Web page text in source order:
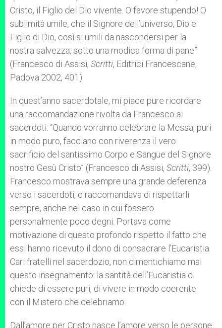
Cristo, il Figlio del Dio vivente. O favore stupendo! O
sublimità umile, che il Signore dell’universo, Dio e
Figlio di Dio, così si umili da nascondersi per la
nostra salvezza, sotto una modica forma di pane”
(Francesco di Assisi, Scritti, Editrici Francescane,
Padova 2002, 401).
In quest’anno sacerdotale, mi piace pure ricordare
una raccomandazione rivolta da Francesco ai
sacerdoti: “Quando vorranno celebrare la Messa, puri
in modo puro, facciano con riverenza il vero
sacrificio del santissimo Corpo e Sangue del Signore
nostro Gesù Cristo” (Francesco di Assisi, Scritti, 399).
Francesco mostrava sempre una grande deferenza
verso i sacerdoti, e raccomandava di rispettarli
sempre, anche nel caso in cui fossero
personalmente poco degni. Portava come
motivazione di questo profondo rispetto il fatto che
essi hanno ricevuto il dono di consacrare l’Eucaristia.
Cari fratelli nel sacerdozio, non dimentichiamo mai
questo insegnamento: la santità dell’Eucaristia ci
chiede di essere puri, di vivere in modo coerente
con il Mistero che celebriamo.
Dall’amore per Cristo nasce l’amore verso le persone